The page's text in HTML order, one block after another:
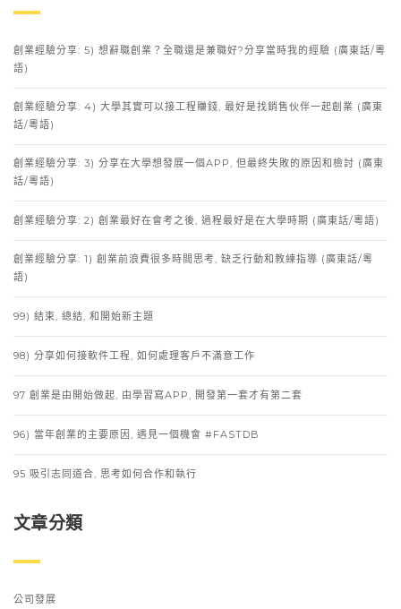
創業經驗分享: 5) 想辭職創業？全職還是兼職好?分享當時我的經驗 (廣東話/粵
語)
創業經驗分享: 4) 大學其實可以接工程賺錢, 最好是找銷售伙伴一起創業 (廣東
話/粵語)
創業經驗分享: 3) 分享在大學想發展一個APP, 但最終失敗的原因和檢討 (廣東
話/粵語)
創業經驗分享: 2) 創業最好在會考之後, 過程最好是在大學時期 (廣東話/粵語)
創業經驗分享: 1) 創業前浪費很多時間思考, 缺乏行動和教練指導 (廣東話/粵
語)
99) 結束, 總結, 和開始新主題
98) 分享如何接軟件工程, 如何處理客戶不滿意工作
97 創業是由開始做起, 由學習寫APP, 開發第一套才有第二套
96) 當年創業的主要原因, 遇見一個機會 #FASTDB
95 吸引志同道合, 思考如何合作和執行
文章分類
公司發展